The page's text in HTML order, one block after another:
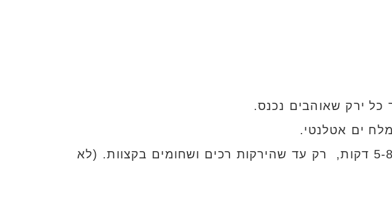
כל ירק שאוהבים נכנס.
לסדר על תבנית אפייה ולאפות בחום של 180 מעלות כ- 5-8 דקות, רק עד שהירקות רכים ושחומים בקצוות. (לא